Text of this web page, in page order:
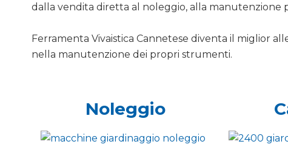
dalla vendita diretta al noleggio, alla manutenzione
Ferramenta Vivaistica Cannetese diventa il miglior
nella manutenzione dei propri strumenti.
Noleggio